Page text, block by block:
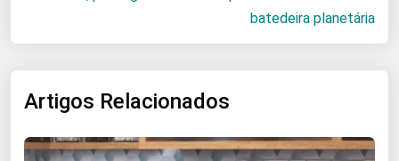
batedeira planetária
Artigos Relacionados